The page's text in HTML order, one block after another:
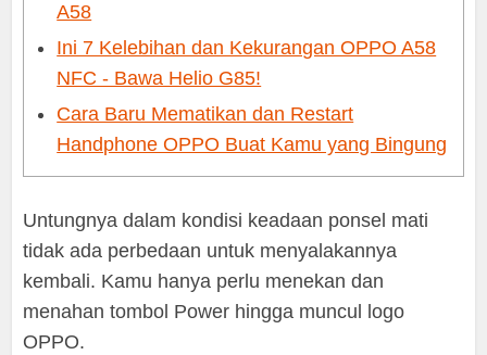
A58
Ini 7 Kelebihan dan Kekurangan OPPO A58
NFC - Bawa Helio G85!
Cara Baru Mematikan dan Restart
Handphone OPPO Buat Kamu yang Bingung
Untungnya dalam kondisi keadaan ponsel mati
tidak ada perbedaan untuk menyalakannya
kembali. Kamu hanya perlu menekan dan
menahan tombol Power hingga muncul logo
OPPO.